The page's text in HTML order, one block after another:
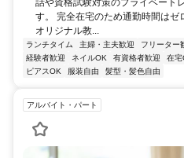
話や資格試験対策のプライベート
す。 完全在宅のため通勤時間は
オリジナル教...
ランチタイム 主婦・主夫歓迎 フリーター
経験者歓迎
ネイルOK 有資格者歓迎 在宅
ピアスOK
服装自由 髪型・髪色自由
アルバイト・パート